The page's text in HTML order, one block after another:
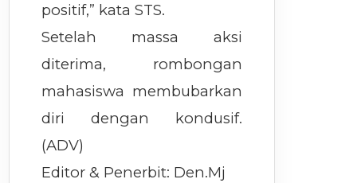
positif,” kata STS.
Setelah massa aksi
diterima, rombongan
mahasiswa membubarkan
diri dengan kondusif.
(ADV)
Editor & Penerbit: Den.Mj